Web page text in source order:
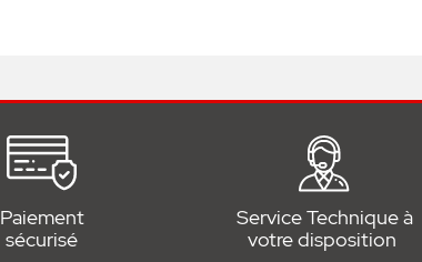
Paiement
sécurisé
Service Technique à
votre disposition